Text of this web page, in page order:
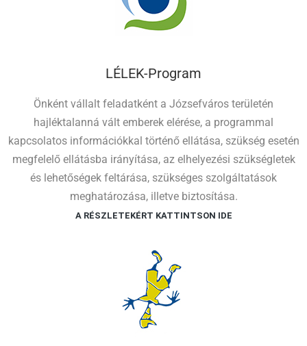
LÉLEK-Program
Önként vállalt feladatként a Józsefváros területén
hajléktalanná vált emberek elérése, a programmal
kapcsolatos információkkal történő ellátása, szükség esetén
megfelelő ellátásba irányítása, az elhelyezési szükségletek
és lehetőségek feltárása, szükséges szolgáltatások
meghatározása, illetve biztosítása.
A RÉSZLETEKÉRT KATTINTSON IDE